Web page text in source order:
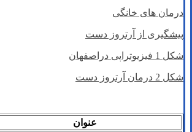
درمان های خانگی
پیشگیری از آرتروز دست
شکل 1 فیزیوتراپی دراصفهان
شکل 2 درمان آرتروز دست
عنوان